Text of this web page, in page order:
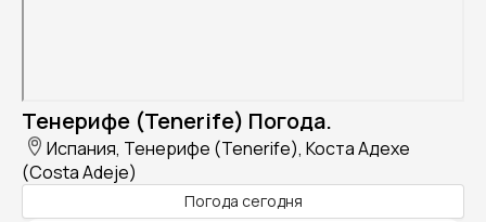
Тенерифе (Tenerife) Погода.
Испания, Тенерифе (Tenerife), Коста Адехе
(Costa Adeje)
Погода сегодня